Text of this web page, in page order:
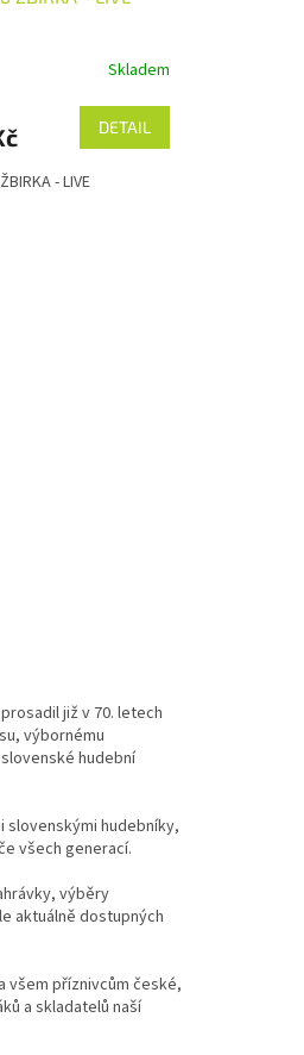
Skladem
DETAIL
- LIVE
již v 70. letech
výbornému
hudební
slovenskými hudebníky,
všech generací.
výběry
aktuálně dostupných
všem příznivcům české,
a skladatelů naší